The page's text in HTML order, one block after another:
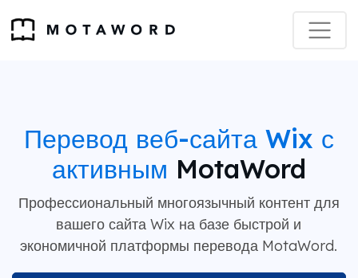
Перевод веб-сайта Wix с
активным MotaWord
Профессиональный многоязычный контент для
вашего сайта Wix на базе быстрой и
экономичной платформы перевода MotaWord.